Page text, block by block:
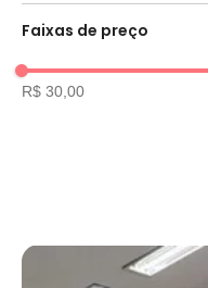
Faixas de preço
R$ 30,00